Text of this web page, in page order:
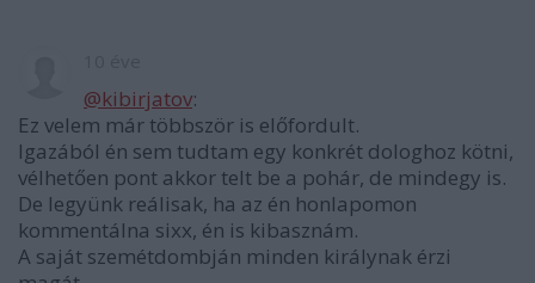
@kibirjatov:
Ez velem már többször is előfordult.
Igazából én sem tudtam egy konkrét dologhoz kötni,
vélhetően pont akkor telt be a pohár, de mindegy is.
De legyünk reálisak, ha az én honlapomon
kommentálna sixx, én is kibasznám.
A saját szemétdombján minden királynak érzi